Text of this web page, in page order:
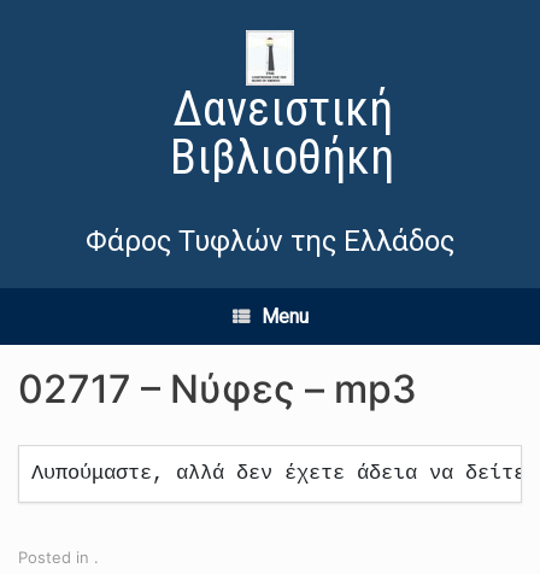
Δανειστική
Βιβλιοθήκη
Φάρος Τυφλών της Ελλάδος
Menu
02717 – Νύφες – mp3
Λυπούμαστε, αλλά δεν έχετε άδεια να δείτε
Posted in .